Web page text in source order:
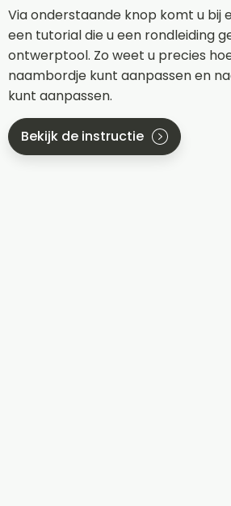
Via onderstaande knop komt u bij
een tutorial die u een rondleiding
ontwerptool. Zo weet u precies
naambordje kunt aanpassen en
kunt aanpassen.
Bekijk de instructie